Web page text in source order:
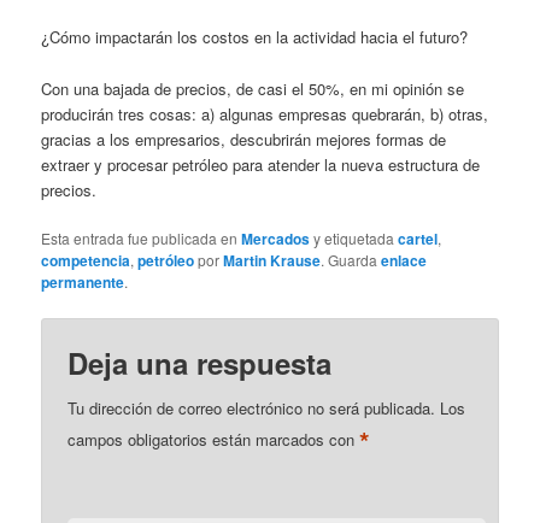
¿Cómo impactarán los costos en la actividad hacia el futuro?
Con una bajada de precios, de casi el 50%, en mi opinión se
producirán tres cosas: a) algunas empresas quebrarán, b) otras,
gracias a los empresarios, descubrirán mejores formas de
extraer y procesar petróleo para atender la nueva estructura de
precios.
Esta entrada fue publicada enMercadosy etiquetadacartel,
competencia,petróleoporMartin Krause. Guardaenlace
permanente.
Deja una respuesta
Tu dirección de correo electrónico no será publicada. Los
campos obligatorios están marcados con*